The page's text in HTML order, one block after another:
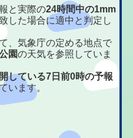
と実際の24時間中の1mm
した場合に適中と判定し
、気象庁の定める地点で
園の天気を参照していま
している7日前0時の予報
います。